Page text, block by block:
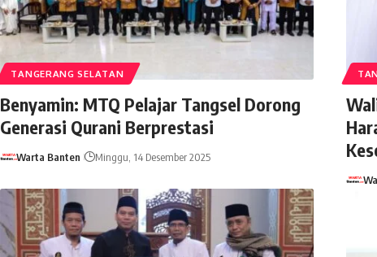
TANGERANG SELATAN
Benyamin: MTQ Pelajar Tangsel Dorong
Generasi Qurani Berprestasi
Warta Banten Minggu, 14 Desember 2025